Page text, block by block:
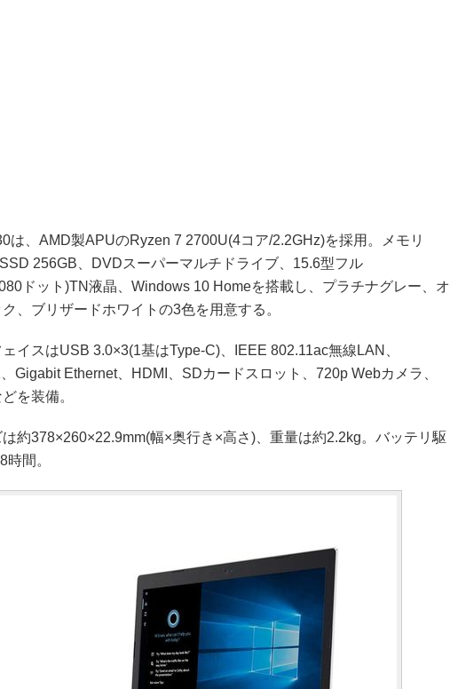
は、AMD製APUのRyzen 7 2700U(4コア/2.2GHz)を採用。メモリ
256GB、DVDスーパーマルチドライブ、15.6型フル
ドット)TN液晶、Windows 10 Homeを搭載し、プラチナグレー、オ
、ブリザードホワイトの3色を用意する。
イスはUSB 3.0×3(1基はType-C)、IEEE 802.11ac無線LAN、
Gigabit Ethernet、HDMI、SDカードスロット、720p Webカメラ、
を装備。
約378×260×22.9mm(幅×奥行き×高さ)、重量は約2.2kg。バッテリ駆
間。